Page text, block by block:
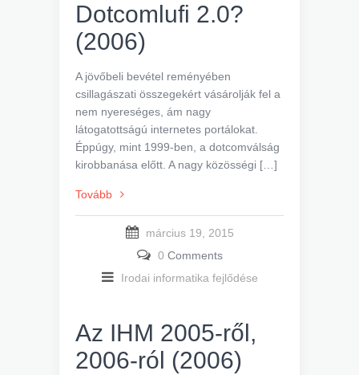
Dotcomlufi 2.0?
(2006)
A jövőbeli bevétel reményében
csillagászati összegekért vásárolják fel a
nem nyereséges, ám nagy
látogatottságú internetes portálokat.
Éppúgy, mint 1999-ben, a dotcomválság
kirobbanása előtt. A nagy közösségi […]
Tovább
március 19, 2015
0 Comments
Irodai informatika fejlődése
Az IHM 2005-ről,
2006-ról (2006)